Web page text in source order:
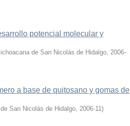
potencial molecular y
de San Nicolás de Hidalgo, 2006-
a base de quitosano y gomas de
San Nicolás de Hidalgo, 2006-11)